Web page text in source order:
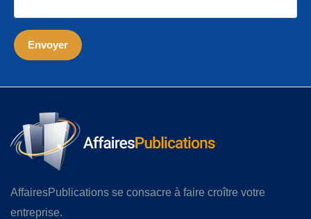
AffairesPublications se consacre à faire croître votre
entreprise.